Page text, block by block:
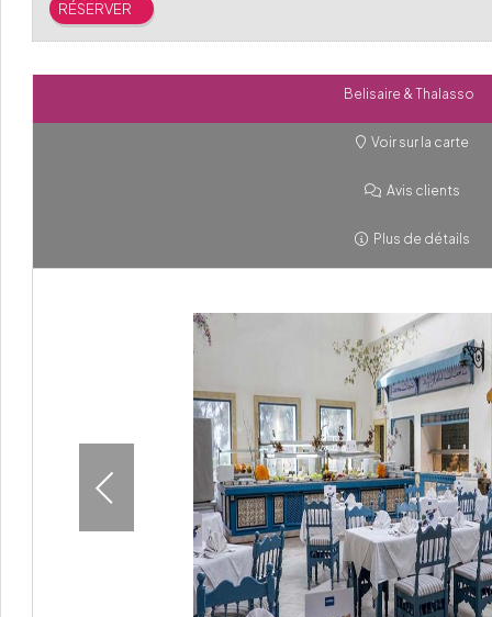
Belisaire & Thalasso
Voir sur la carte
Avis clients
Plus de détails